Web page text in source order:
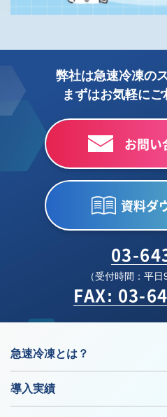
弊社は急速冷凍の
まずはお気軽にご
お問
資料ダ
03-
（受付時間：平日
FAX: 03-
急速冷凍とは？
導入実績